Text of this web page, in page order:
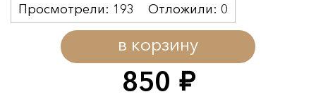
850 руб.
в корзину
Просмотрели: 193 Отложили: 0